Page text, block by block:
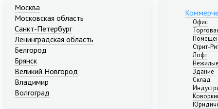
Москва
Московская область
Санкт-Петербург
Ленинградская область
Белгород
Брянск
Великий Новгород
Владимир
Волгоград
Офис
Стрит-
Лофт
Здание
Склад